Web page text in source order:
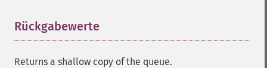
Rückgabewerte
Returns a shallow copy of the queue.